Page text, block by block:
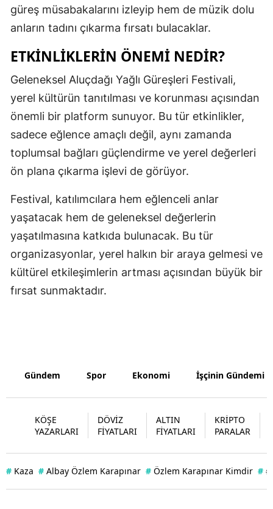
Manisa
Mardin
Muğla
Muş
Nevşehir
Niğde
Samsun
Siirt
Tokat
Tunceli
Şanlıurfa
güreş müsabakalarını izleyip hem de müzik dolu
anların tadını çıkarma fırsatı bulacaklar.
ETKINLIKLERIN ÖNEMI NEDIR?
Geleneksel Aluçdağı Yağlı Güreşleri Festivali,
yerel kültürün tanıtılması ve korunması açısından
önemli bir platform sunuyor. Bu tür etkinlikler,
sadece eğlence amaçlı değil, aynı zamanda
toplumsal bağları güçlendirme ve yerel değerleri
ön plana çıkarma işlevi de görüyor.
Festival, katılımcılara hem eğlenceli anlar
yaşatacak hem de geleneksel değerlerin
yaşatılmasına katkıda bulunacak. Bu tür
organizasyonlar, yerel halkın bir araya gelmesi ve
kültürel etkileşimlerin artması açısından büyük bir
fırsat sunmaktadır.
Gündem Spor Ekonomi İşçinin Gündemi
KÖŞE
YAZARLARI
DÖVİZ
FİYATLARI
ALTIN
FİYATLARI
KRİPTO
PARALAR
# Kaza # Albay Özlem Karapınar # Özlem Karapınar Kimdir #